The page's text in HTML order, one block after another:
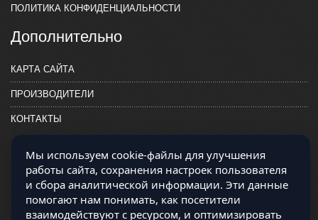
ПОЛИТИКА КОНФИДЕНЦИАЛЬНОСТИ
Дополнительно
КАРТА САЙТА
ПРОИЗВОДИТЕЛИ
КОНТАКТЫ
Мы используем cookie-файлы для улучшения
работы сайта, сохранения настроек пользователя
и сбора аналитической информации. Эти данные
помогают нам понимать, как посетители
взаимодействуют с ресурсом, и оптимизировать